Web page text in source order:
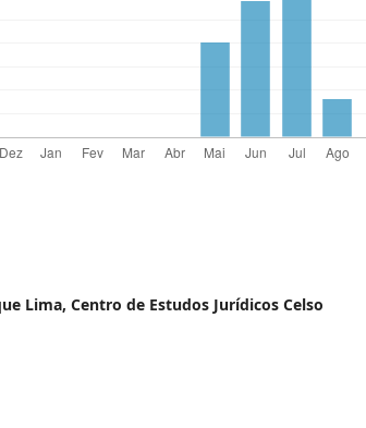
Lima, Centro de Estudos Jurídicos Celso